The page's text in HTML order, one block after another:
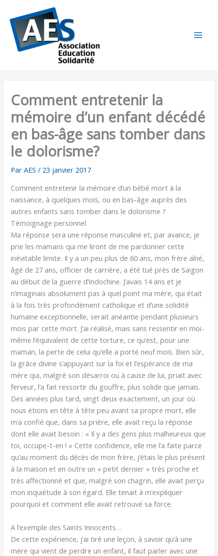
contenu
Comment entretenir la
mémoire d’un enfant décédé
en bas-âge sans tomber dans
le dolorisme?
ParAES/ 23 janvier 2017
Comment entretenir la mémoire d’un bébé mort à la
naissance, à quelques mois, ou en bas-âge auprès des
autres enfants sans tomber dans le dolorisme ?
Témoignage personnel
Ma réponse sera une réponse masculine et, par avance, je
prie les mamans qui me liront de me pardonner cette
inévitable limite. Il y a un peu plus de 60 ans, mon frère aîné,
âgé de 27 ans, officier de carrière, a été tué près de Saïgon
au début de la guerre d’Indochine. J’avais 14 ans et je
n’imaginais absolument pas à quel point ma mère, qui était
à la fois très profondément catholique et d’une solidité
humaine exceptionnelle, serait anéantie pendant plusieurs
mois par cette mort. J’ai réalisé, mais sans ressentir en moi-
même l’équivalent de cette torture, ce qu’est, pour une
maman, la perte de celui qu’elle a porté neuf mois. Bien sûr,
la grâce divine s’appuyant sur la foi et l’espérance de ma
mère qui, malgré son désarroi ou à cause de lui, priait avec
ferveur, l’a fait ressortir du gouffre, plus solide que jamais.
Des années plus tard, vingt deux exactement, un jour où
nous étions en tête à tête peu avant sa propre mort, elle
m’a confié que, dans sa prière, elle avait reçu la réponse
dont elle avait besoin : « Il y a des gens plus malheureux que
toi, occupe-t-en ! » Cette confidence, elle me l’a faite parce
qu’au moment du décès de mon frère, j’étais le plus présent
à la maison et en outre un « petit dernier » très proche et
très affectionné et que, malgré son chagrin, elle avait perçu
mon inquiétude à son égard. Elle tenait à m’expliquer
pourquoi et comment elle avait retrouvé sa force.
A l’exemple des Saints Innocents…
De cette expérience, j’ai tiré une leçon, à savoir qu’à une
mère qui vient de perdre un enfant, il faut parler avec une